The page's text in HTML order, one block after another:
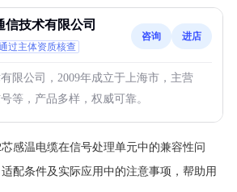
信技术有限公司
过主体资质核查
咨询 进店
限公司，2009年成立于上海市，主营
等，产品多样，权威可靠。
感温电缆在信号处理单元中的兼容性问
配条件及实际应用中的注意事项，帮助用